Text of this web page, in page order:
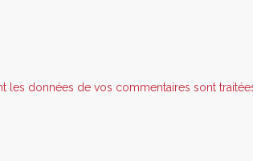
les données de vos commentaires sont